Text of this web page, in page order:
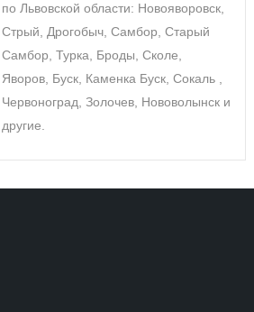
по Львовской области: Новояворовск,
Стрый, Дрогобыч, Самбор, Старый
Самбор, Турка, Броды, Сколе,
Яворов, Буск, Каменка Буск, Сокаль ,
Червоноград, Золочев, Нововолынск и
другие.